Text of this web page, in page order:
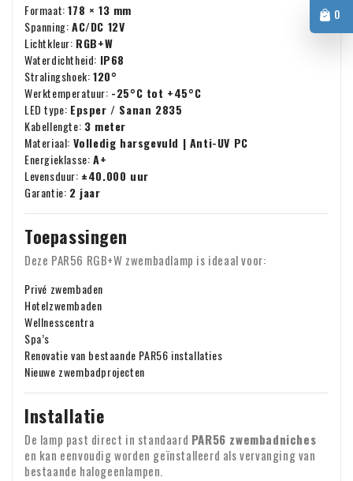
0
Formaat:178 × 13 mm
Spanning:AC/DC 12V
Lichtkleur: RGB+W
Waterdichtheid: IP68
Stralingshoek:120°
Werktemperatuur: -25°C tot +45°C
LED type: Epsper / Sanan 2835
Kabellengte: 3 meter
Materiaal: Volledig harsgevuld | Anti-UV PC
Energieklasse:A+
Levensduur: ±40.000 uur
Garantie: 2 jaar
Toepassingen
Deze PAR56 RGB+W zwembadlamp is ideaal voor:
Privé zwembaden
Hotelzwembaden
Wellnesscentra
Spa’s
Renovatie van bestaande PAR56 installaties
Nieuwe zwembadprojecten
Installatie
De lamp past direct in standaard PAR56 zwembadniches
en kan eenvoudig worden geïnstalleerd als vervanging van
bestaande halogeenlampen.